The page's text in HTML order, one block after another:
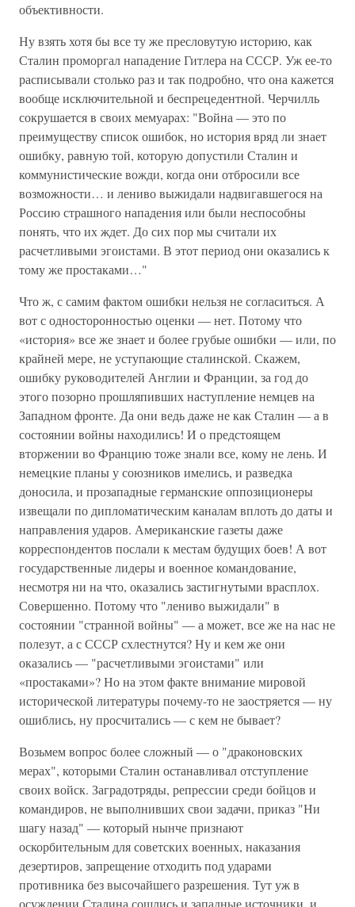
объективности.
Ну взять хотя бы все ту же пресловутую историю, как
Сталин проморгал нападение Гитлера на СССР. Уж ее-то
расписывали столько раз и так подробно, что она кажется
вообще исключительной и беспрецедентной. Черчилль
сокрушается в своих мемуарах: "Война — это по
преимуществу список ошибок, но история вряд ли знает
ошибку, равную той, которую допустили Сталин и
коммунистические вожди, когда они отбросили все
возможности… и лениво выжидали надвигавшегося на
Россию страшного нападения или были неспособны
понять, что их ждет. До сих пор мы считали их
расчетливыми эгоистами. В этот период они оказались к
тому же простаками…"
Что ж, с самим фактом ошибки нельзя не согласиться. А
вот с односторонностью оценки — нет. Потому что
«история» все же знает и более грубые ошибки — или, по
крайней мере, не уступающие сталинской. Скажем,
ошибку руководителей Англии и Франции, за год до
этого позорно прошляпивших наступление немцев на
Западном фронте. Да они ведь даже не как Сталин — а в
состоянии войны находились! И о предстоящем
вторжении во Францию тоже знали все, кому не лень. И
немецкие планы у союзников имелись, и разведка
доносила, и прозападные германские оппозиционеры
извещали по дипломатическим каналам вплоть до даты и
направления ударов. Американские газеты даже
корреспондентов послали к местам будущих боев! А вот
государственные лидеры и военное командование,
несмотря ни на что, оказались застигнутыми врасплох.
Совершенно. Потому что "лениво выжидали" в
состоянии "странной войны" — а может, все же на нас не
полезут, а с СССР схлестнутся? Ну и кем же они
оказались — "расчетливыми эгоистами" или
«простаками»? Но на этом факте внимание мировой
исторической литературы почему-то не заостряется — ну
ошиблись, ну просчитались — с кем не бывает?
Возьмем вопрос более сложный — о "драконовских
мерах", которыми Сталин останавливал отступление
своих войск. Заградотряды, репрессии среди бойцов и
командиров, не выполнивших свои задачи, приказ "Ни
шагу назад" — который нынче признают
оскорбительным для советских военных, наказания
дезертиров, запрещение отходить под ударами
противника без высочайшего разрешения. Тут уж в
осуждении Сталина сошлись и западные источники, и